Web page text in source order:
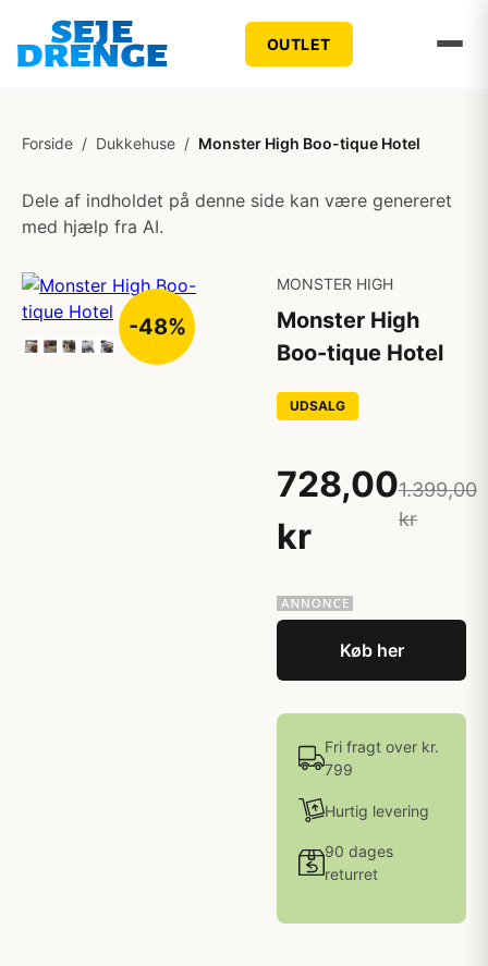
OUTLET
Forside / Dukkehuse / Monster High Boo-tique Hotel
Dele af indholdet på denne side kan være genereret
med hjælp fra AI.
-48%
MONSTER HIGH
Monster High
Boo-tique Hotel
UDSALG
728,00
kr
1.399,00
kr
Køb her
Fri fragt over kr.
799
Hurtig levering
90 dages
returret